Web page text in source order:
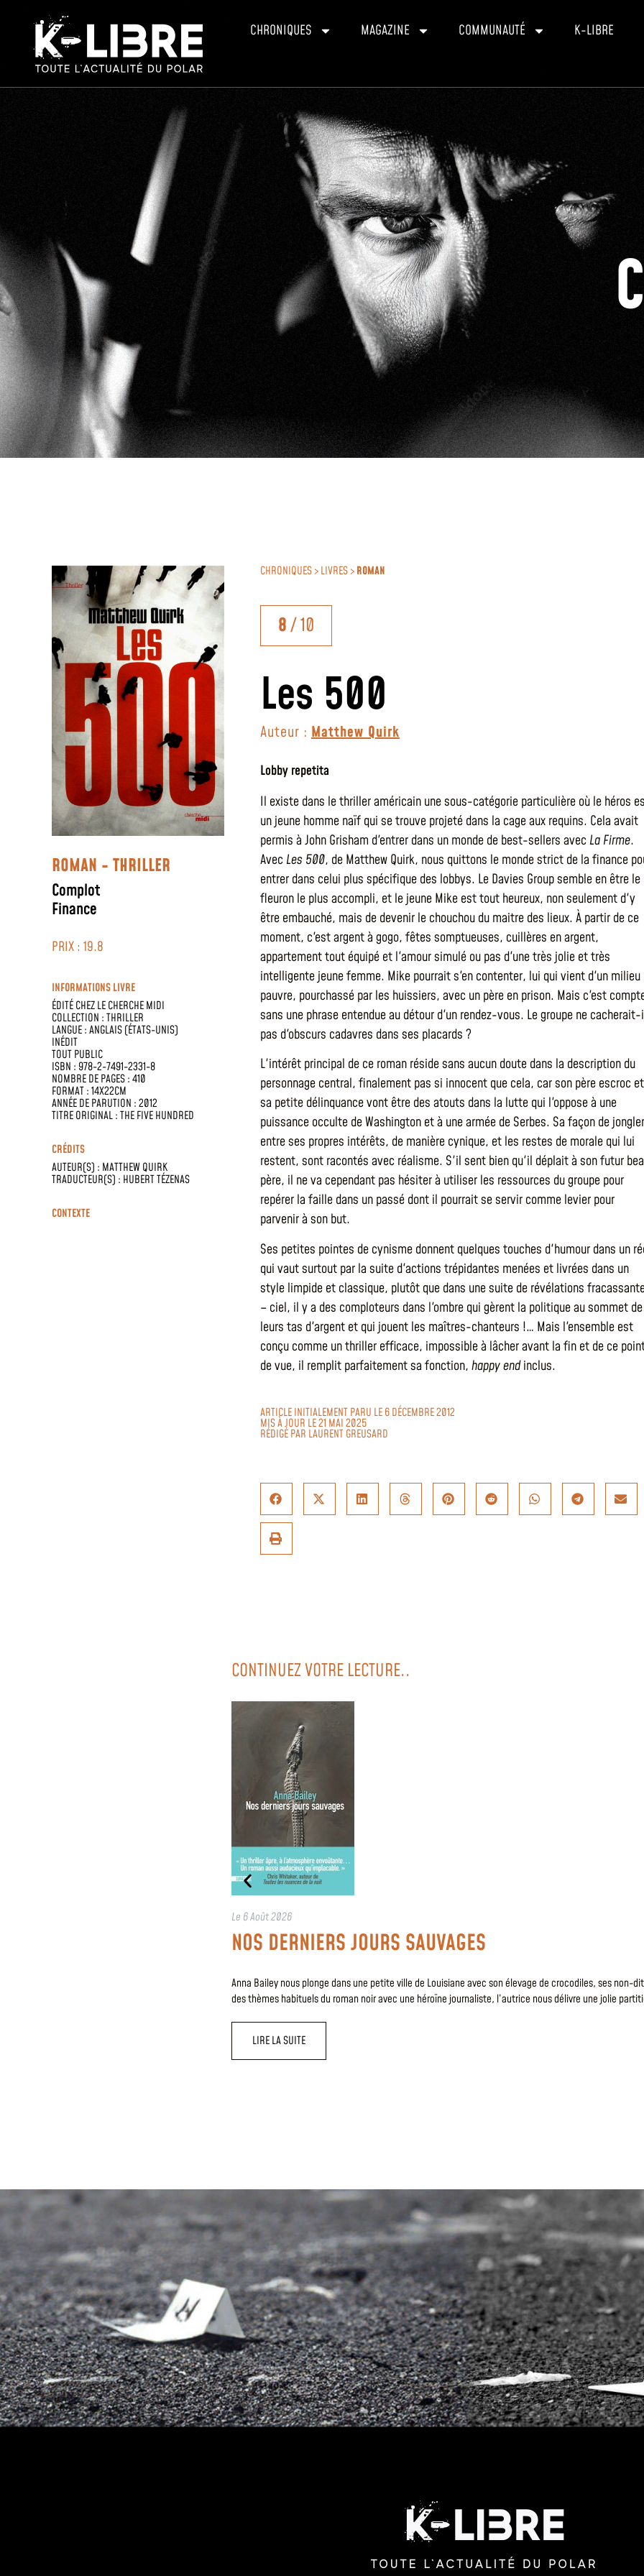
CHRONIQUES MAGAZINE COMMUNAUTÉ K-LIBRE
ROMAN - THRILLER
Complot
Finance
PRIX : 19.8
INFORMATIONS LIVRE
ÉDITÉ CHEZLE CHERCHE MIDI
COLLECTION :THRILLER
LANGUE :ANGLAIS (ÉTATS-UNIS)
INÉDIT
TOUT PUBLIC
ISBN : 978-2-7491-2331-8
NOMBRE DE PAGES : 410
FORMAT : 14X22CM
ANNÉE DE PARUTION : 2012
TITRE ORIGINAL : THE FIVE HUNDRED
CRÉDITS
AUTEUR(S) : MATTHEW QUIRK
TRADUCTEUR(S) : HUBERT TÉZENAS
CONTEXTE
CHRONIQUES > LIVRES >ROMAN
8/ 10
Les 500
Auteur : Matthew Quirk
Lobby repetita
Il existe dans le thriller américain une sous-catégorie particulière où le héros
un jeune homme naïf qui se trouve projeté dans la cage aux requins. Cela avait
permis à John Grisham d'entrer dans un monde de best-sellers avec La Firme.
Avec Les 500, de Matthew Quirk, nous quittons le monde strict de la finance
entrer dans celui plus spécifique des lobbys. Le Davies Group semble en être le
fleuron le plus accompli, et le jeune Mike est tout heureux, non seulement d'y
être embauché, mais de devenir le chouchou du maitre des lieux. À partir de ce
moment, c'est argent à gogo, fêtes somptueuses, cuillères en argent,
appartement tout équipé et l'amour simulé ou pas d'une très jolie et très
intelligente jeune femme. Mike pourrait s'en contenter, lui qui vient d'un milieu
pauvre, pourchassé par les huissiers, avec un père en prison. Mais c'est
sans une phrase entendue au détour d'un rendez-vous. Le groupe ne
pas d'obscurs cadavres dans ses placards ?
L'intérêt principal de ce roman réside sans aucun doute dans la description du
personnage central, finalement pas si innocent que cela, car son père escroc et
sa petite délinquance vont être des atouts dans la lutte qui l'oppose à une
puissance occulte de Washington et à une armée de Serbes. Sa façon de jongler
entre ses propres intérêts, de manière cynique, et les restes de morale qui lui
restent, sont racontés avec réalisme. S'il sent bien qu'il déplait à son futur
père, il ne va cependant pas hésiter à utiliser les ressources du groupe pour
repérer la faille dans un passé dont il pourrait se servir comme levier pour
parvenir à son but.
Ses petites pointes de cynisme donnent quelques touches d'humour dans un
qui vaut surtout par la suite d'actions trépidantes menées et livrées dans un
style limpide et classique, plutôt que dans une suite de révélations
– ciel, il y a des comploteurs dans l'ombre qui gèrent la politique au sommet de
leurs tas d'argent et qui jouent les maîtres-chanteurs !… Mais l'ensemble est
conçu comme un thriller efficace, impossible à lâcher avant la fin et de ce
de vue, il remplit parfaitement sa fonction, happy endinclus.
ARTICLE INITIALEMENT PARU LE 6 DÉCEMBRE 2012
MIS À JOUR LE 21 MAI 2025
RÉDIGÉ PAR LAURENT GREUSARD
CONTINUEZ VOTRE LECTURE..
Le 6 Août 2026
NOS DERNIERS JOURS SAUVAGES
Anna Bailey nous plonge dans une petite ville de Louisiane avec son élevage de crocodiles, ses
des thèmes habituels du roman noir avec une héroïne journaliste, l’autrice nous délivre une jolie
LIRE LA SUITE